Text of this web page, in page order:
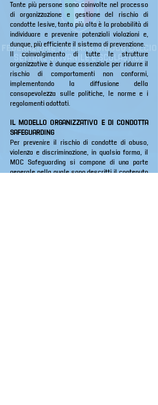
Tante più persone sono coinvolte nel processo
di organizzazione e gestione del rischio di
condotte lesive, tanto più alta è la probabilità di
individuare e prevenire potenziali violazioni e,
dunque, più efficiente il sistema di prevenzione.
Il coinvolgimento di tutte le strutture
organizzative è dunque essenziale per ridurre il
rischio di comportamenti non conformi,
implementando la diffusione della
consapevolezza sulle politiche, le norme e i
regolamenti adottati.
IL MODELLO ORGANIZZATIVO E DI CONDOTTA
SAFEGUARDING
Per prevenire il rischio di condotte di abuso,
violenza e discriminazione, in qualsia forma, il
MOC Safeguarding si compone di una parte
generale nella quale sono descritti il contenuto